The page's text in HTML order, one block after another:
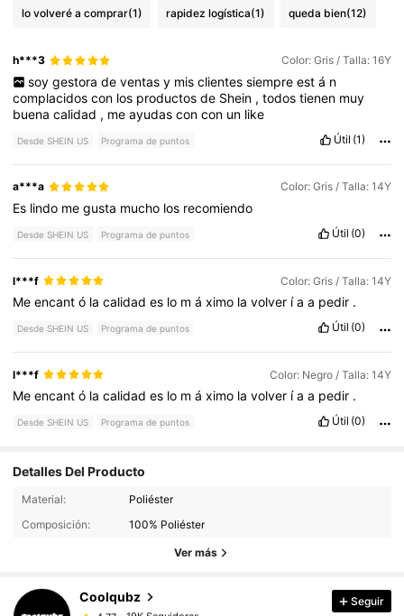
lo volveré a comprar(1) rapidez logística(1) queda bien(12)
h***3 Color: Gris / Talla: 16Y
soy gestora de ventas y mis clientes siempre est á n
complacidoscon los productosde Shein ,todostienen muy
buenacalidad , meayudasconcon un like
Desde SHEIN US Programa de puntos Útil (1)
a***a Color: Gris / Talla: 14Y
Es lindo megusta mucho los recomiendo
Desde SHEIN US Programa de puntos Útil (0)
l***f Color: Gris / Talla: 14Y
Meencantó lacalidades lo máximo lavolver íaa pedir .
Desde SHEIN US Programa de puntos Útil (0)
l***f Color: Negro / Talla: 14Y
Meencantó lacalidades lo máximo lavolver íaa pedir .
Desde SHEIN US Programa de puntos Útil (0)
Detalles Del Producto
Material:
Poliéster
Composición:
100% Poliéster
Ver más
Coolqubz
19K Seguidores
19K Seguidores
4.77
Seguir